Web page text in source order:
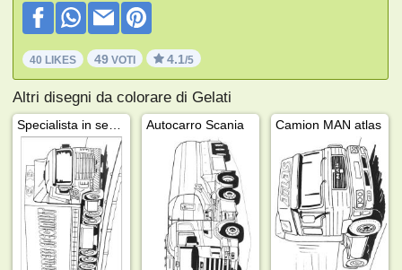
40 LIKES 49 VOTI 4.1/5
Altri disegni da colorare di Gelati
Autocarro Scania Camion MAN atlas